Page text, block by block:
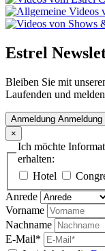
Estrel
Bleiben Sie mit
Laufenden und
Anmeldung Anmeldung
×
Ich möchte
erhalten:
Hotel
Anrede
Vorname
Nachname
E-Mail*